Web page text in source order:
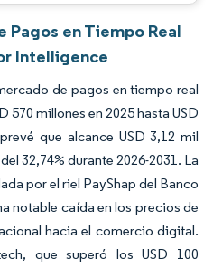
Pagos en Tiempo Real
Intelligence
de pagos en tiempo real
570 millones en 2025 hasta USD
que alcance USD 3,12 mil
32,74% durante 2026-2031. La
por el riel PayShap del Banco
notable caída en los precios de
hacia el comercio digital.
que superó los USD 100